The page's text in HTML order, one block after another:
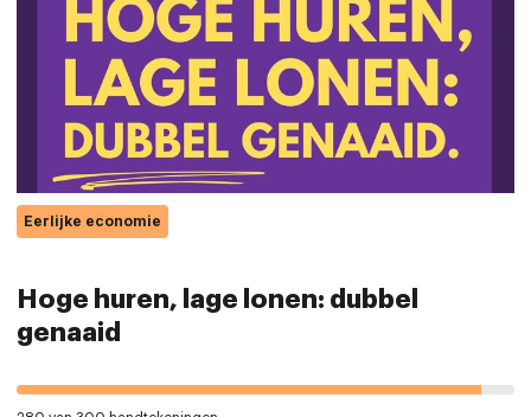
Eerlijke economie
Hoge huren, lage lonen: dubbel
genaaid